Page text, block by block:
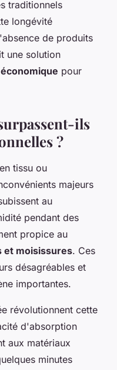
traditionnels
longévité
de produits
une solution
pour
ils
?
tissu ou
majeurs
au
pendant des
propice au
et moisissures. Ces
désagréables et
importantes.
révolutionnent cette
d'absorption
aux matériaux
minutes